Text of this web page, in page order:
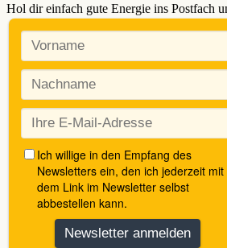
Hol dir einfach gute Energie ins Postfach